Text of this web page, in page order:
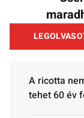
A ricotta
tehet 60 év